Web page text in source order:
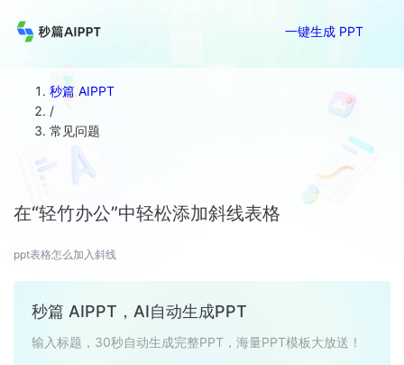
一键生成 PPT
秒篇 AIPPT
/
常见问题
在“轻竹办公”中轻松添加斜线表格
ppt表格怎么加入斜线
秒篇 AIPPT，AI自动生成PPT
输入标题，30秒自动生成完整PPT，海量PPT模板大放送！